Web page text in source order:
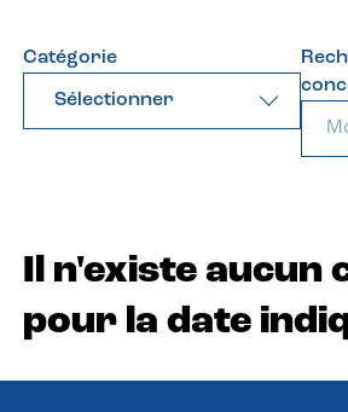
Catégorie
Sélectionner
Il n'existe aucun
pour la date